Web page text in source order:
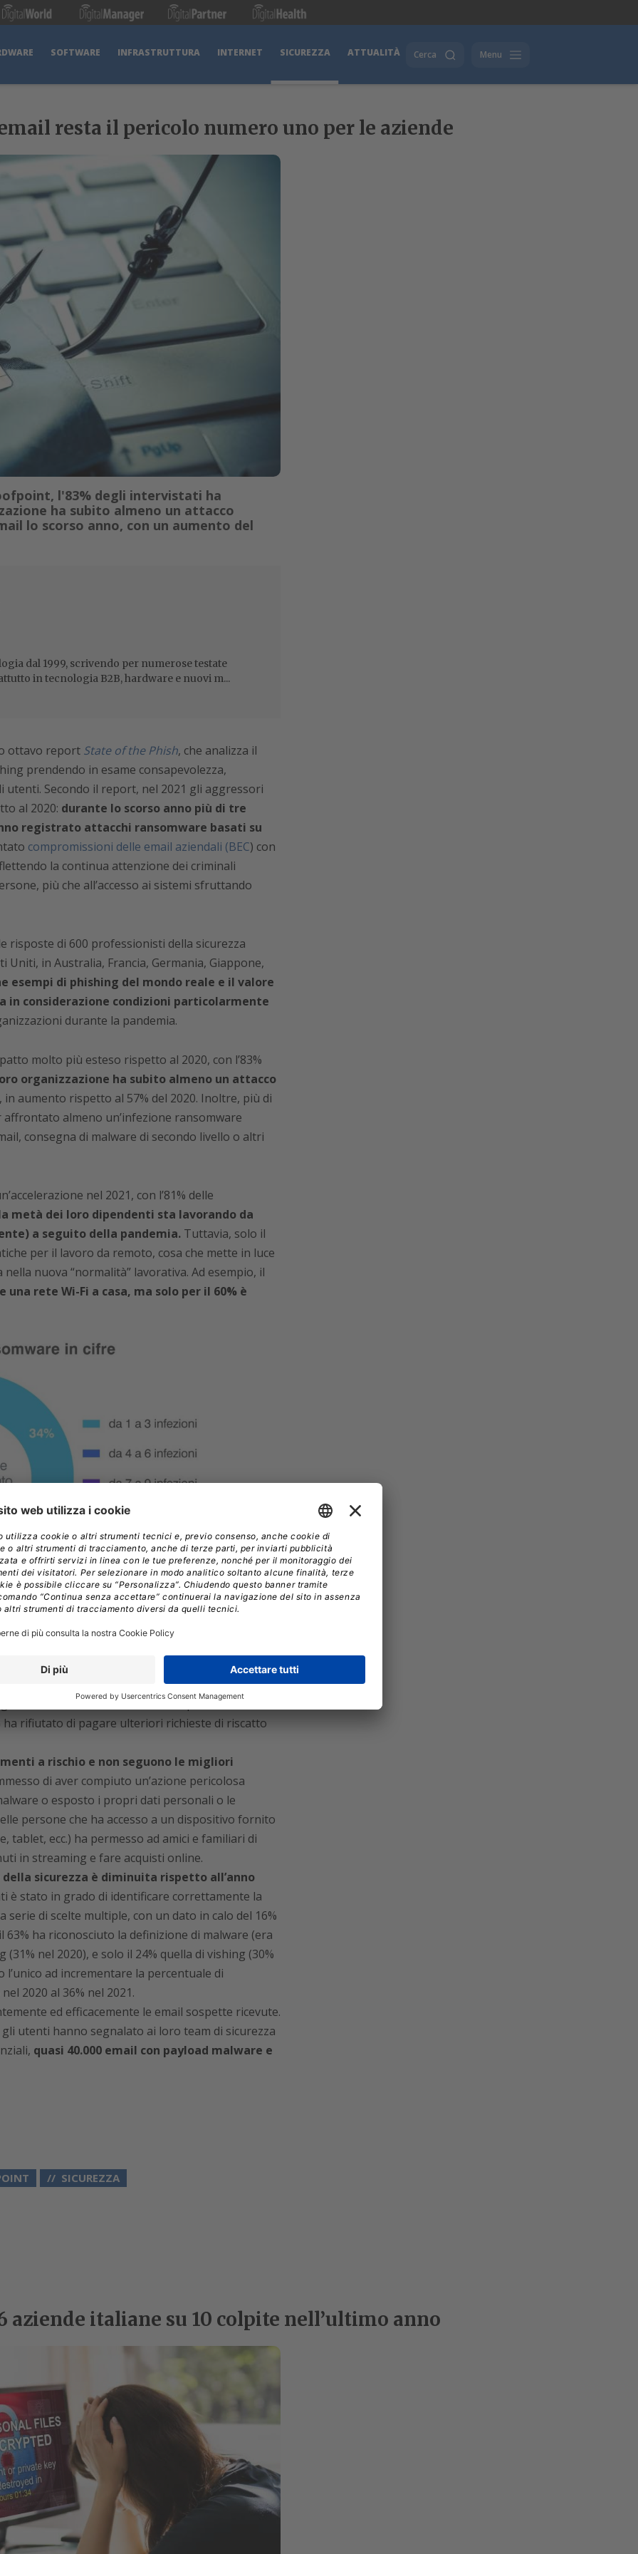
SOFTWARE INFRASTRUTTURA INTERNET SICUREZZA ATTUALITÀ Cerca Menu
resta il pericolo numero uno per le aziende
l'83% degli intervistati ha
ha subito almeno un attacco
lo scorso anno, con un aumento del
dal 1999, scrivendo per numerose testate
in tecnologia B2B, hardware e nuovi m...
ottavo report State of the Phish, che analizza il
prendendo in esame consapevolezza,
utenti. Secondo il report, nel 2021 gli aggressori
al 2020: durante lo scorso anno più di tre
registrato attacchi ransomware basati su
compromissioni delle email aziendali (BEC) con
la continua attenzione dei criminali
più che all’accesso ai sistemi sfruttando
risposte di 600 professionisti della sicurezza
Uniti, in Australia, Francia, Germania, Giappone,
esempi di phishing del mondo reale e il valore
in considerazione condizioni particolarmente
durante la pandemia.
molto più esteso rispetto al 2020, con l’83%
organizzazione ha subito almeno un attacco
, in aumento rispetto al 57% del 2020. Inoltre, più di
almeno un’infezione ransomware
consegna di malware di secondo livello o altri
nel 2021, con l’81% delle
metà dei loro dipendenti sta lavorando da
a seguito della pandemia.Tuttavia, solo il
per il lavoro da remoto, cosa che mette in luce
nuova “normalità” lavorativa. Ad esempio, il
una rete Wi-Fi a casa, ma solo per il 60% è
ha pagato un riscatto.
Molti (32%) hanno
a dati e sistemi. Il 54% ha riottenuto
mentre il 4% non ha mai più avuto
ha rifiutato di pagare ulteriori richieste di riscatto
a rischio e non seguono le migliori
di aver compiuto un’azione pericolosa
o esposto i propri dati personali o le
persone che ha accesso a un dispositivo fornito
tablet, ecc.) ha permesso ad amici e familiari di
in streaming e fare acquisti online.
sicurezza è diminuita rispetto all’anno
è stato in grado di identificare correttamente la
serie di scelte multiple, con un dato in calo del 16%
63% ha riconosciuto la definizione di malware (era
(31% nel 2020), e solo il 24% quella di vishing (30%
ad incrementare la percentuale di
2020 al 36% nel 2021.
ed efficacemente le email sospette ricevute.
utenti hanno segnalato ai loro team di sicurezza
quasi 40.000 email con payload malware e
SICUREZZA
aziende italiane su 10 colpite nell’ultimo anno